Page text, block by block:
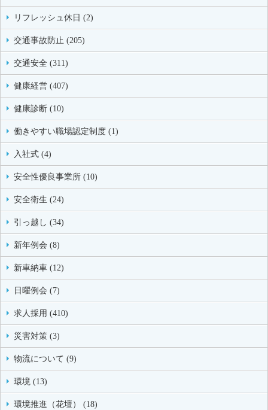
リフレッシュ休日 (2)
交通事故防止 (205)
交通安全 (311)
健康経営 (407)
健康診断 (10)
働きやすい職場認定制度 (1)
入社式 (4)
安全性優良事業所 (10)
安全衛生 (24)
引っ越し (34)
新年例会 (8)
新車納車 (12)
日曜例会 (7)
求人採用 (410)
災害対策 (3)
物流について (9)
環境 (13)
環境推進（花壇） (18)